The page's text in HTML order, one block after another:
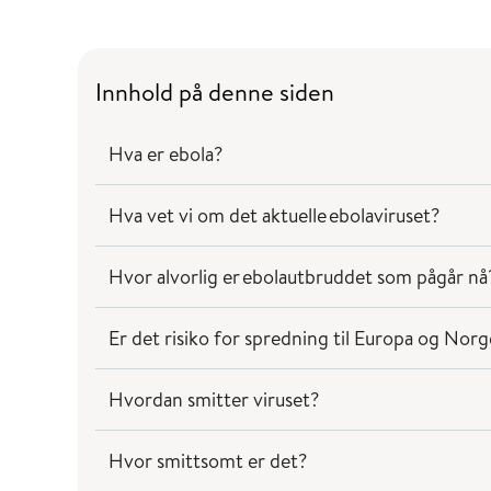
Innhold på denne siden
Hva er ebola?
Hva vet vi om det aktuelle ebolaviruset?
Hvor alvorlig er ebolautbruddet som pågår
Er det risiko for spredning til Europa og
Hvordan smitter viruset?
Hvor smittsomt er det?